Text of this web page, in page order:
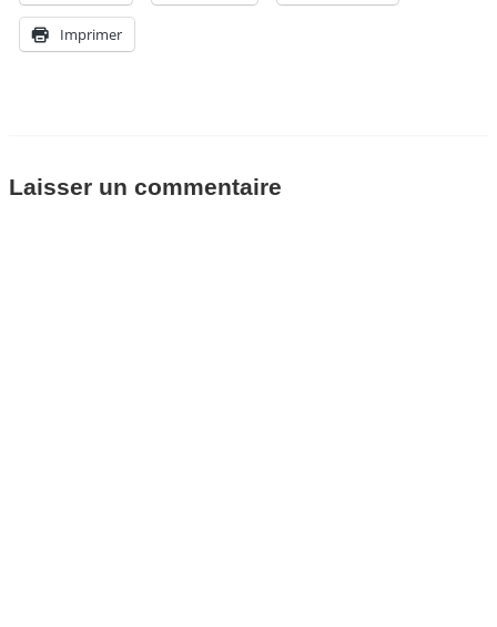
Imprimer
Laisser un commentaire